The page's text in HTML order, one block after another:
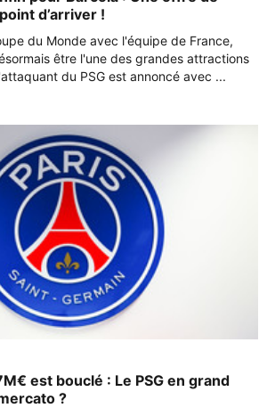
d’arriver !
du Monde avec l'équipe de France,
être l'une des grandes attractions
du PSG est annoncé avec ...
est bouclé : Le PSG en grand
?